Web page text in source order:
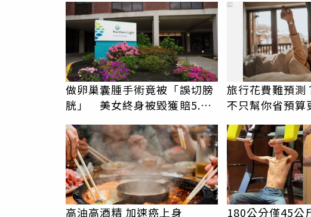
做卵巢囊腫手術竟被「誤切膀
胱」 美女終身被毀獲賠5.5
旅行花費難預測
不只幫你省預算
PR
高油高酒精 加速癌上身
PR
180公分僅45公